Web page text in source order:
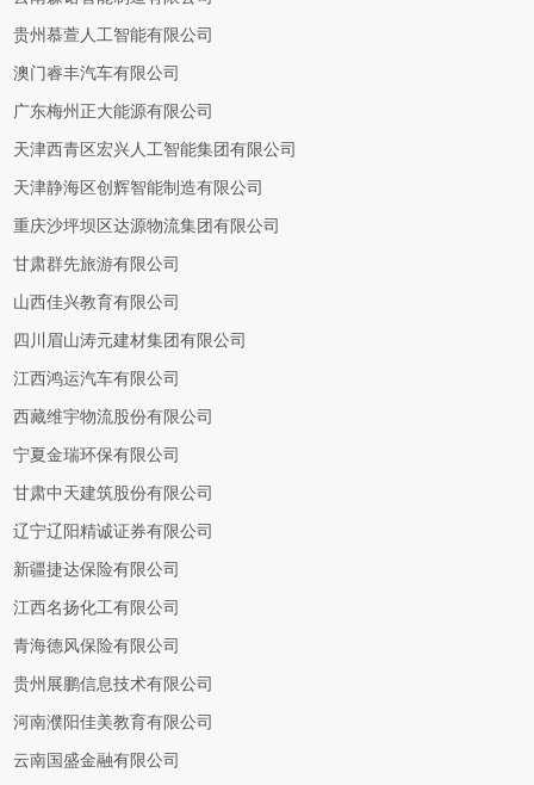
贵州慕萱人工智能有限公司
澳门睿丰汽车有限公司
广东梅州正大能源有限公司
天津西青区宏兴人工智能集团有限公司
天津静海区创辉智能制造有限公司
重庆沙坪坝区达源物流集团有限公司
甘肃群先旅游有限公司
山西佳兴教育有限公司
四川眉山涛元建材集团有限公司
江西鸿运汽车有限公司
西藏维宇物流股份有限公司
宁夏金瑞环保有限公司
甘肃中天建筑股份有限公司
辽宁辽阳精诚证券有限公司
新疆捷达保险有限公司
江西名扬化工有限公司
青海德风保险有限公司
贵州展鹏信息技术有限公司
河南濮阳佳美教育有限公司
云南国盛金融有限公司